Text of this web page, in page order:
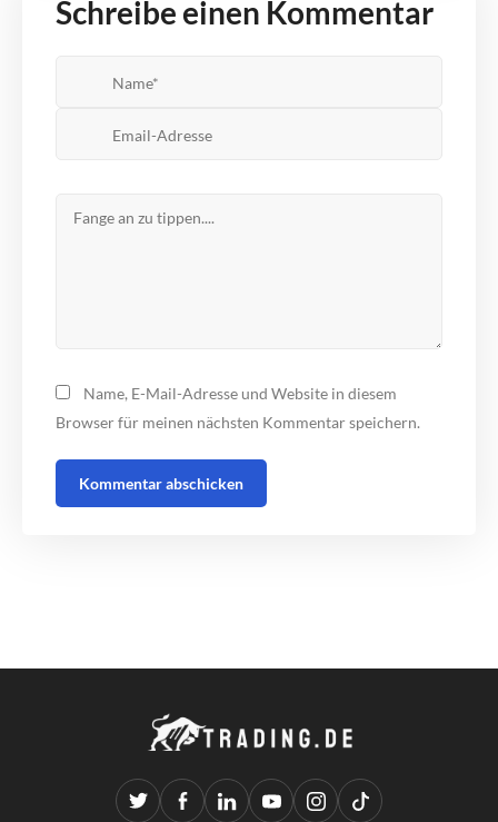
Schreibe einen Kommentar
Name, E-Mail-Adresse und Website in diesem
Browser für meinen nächsten Kommentar speichern.